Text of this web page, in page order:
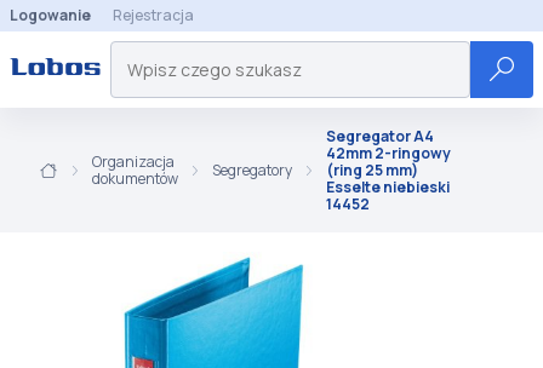
Logowanie Rejestracja
Organizacja
dokumentów
Segregatory
Segregator A4
42mm 2-ringowy
(ring 25 mm)
Esselte niebieski
14452